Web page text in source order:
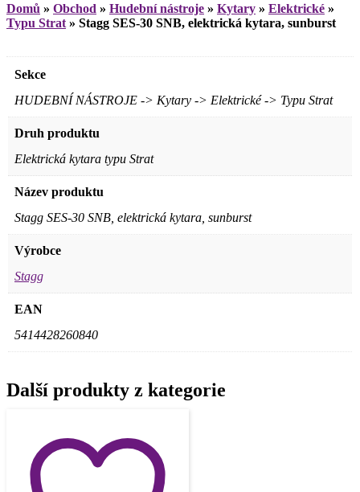
Domů » Obchod » Hudební nástroje » Kytary » Elektrické »
Typu Strat » Stagg SES-30 SNB, elektrická kytara, sunburst
Sekce
HUDEBNÍ NÁSTROJE -> Kytary -> Elektrické -> Typu Strat
Druh produktu
Elektrická kytara typu Strat
Název produktu
Stagg SES-30 SNB, elektrická kytara, sunburst
Výrobce
Stagg
EAN
5414428260840
Další produkty z kategorie